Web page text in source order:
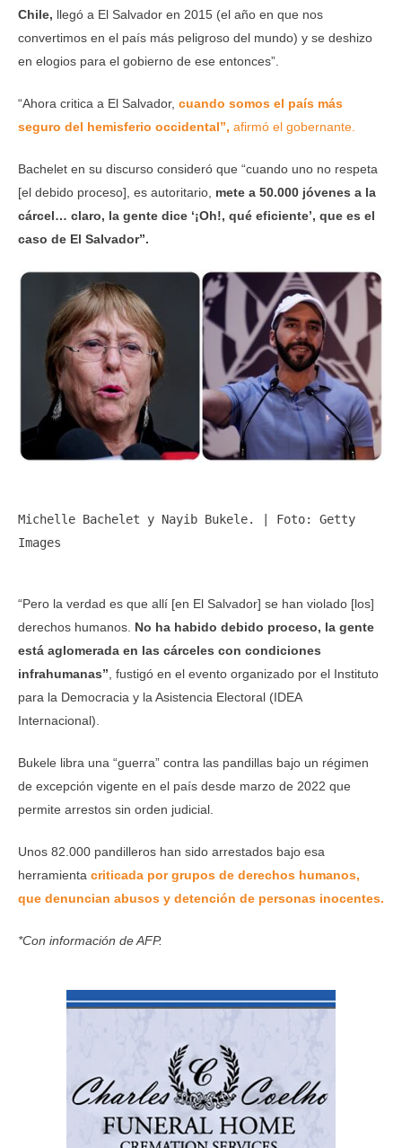
Chile, llegó a El Salvador en 2015 (el año en que nos
convertimos en el país más peligroso del mundo) y se deshizo
en elogios para el gobierno de ese entonces”.
“Ahora critica a El Salvador, cuando somos el país más
seguro del hemisferio occidental”, afirmó el gobernante.
Bachelet en su discurso consideró que “cuando uno no respeta
[el debido proceso], es autoritario, mete a 50.000 jóvenes a la
cárcel… claro, la gente dice ‘¡Oh!, qué eficiente’, que es el
caso de El Salvador”.
Michelle Bachelet y Nayib Bukele. | Foto: Getty
Images
“Pero la verdad es que allí [en El Salvador] se han violado [los]
derechos humanos. No ha habido debido proceso, la gente
está aglomerada en las cárceles con condiciones
infrahumanas”, fustigó en el evento organizado por el Instituto
para la Democracia y la Asistencia Electoral (IDEA
Internacional).
Bukele libra una “guerra” contra las pandillas bajo un régimen
de excepción vigente en el país desde marzo de 2022 que
permite arrestos sin orden judicial.
Unos 82.000 pandilleros han sido arrestados bajo esa
herramienta criticada por grupos de derechos humanos,
que denuncian abusos y detención de personas inocentes.
*Con información de AFP.